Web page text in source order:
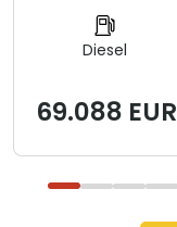
Diesel
69.088 EUR